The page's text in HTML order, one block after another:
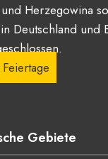
Herzegowina
Deutschland und
Gebiete